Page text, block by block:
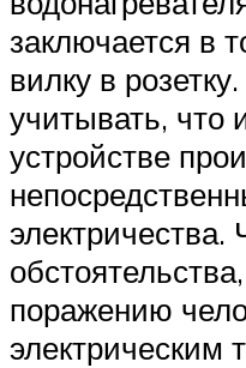
заключается в
вилку в
учитывать, что
устройстве
электричества.
поражению
электрическим